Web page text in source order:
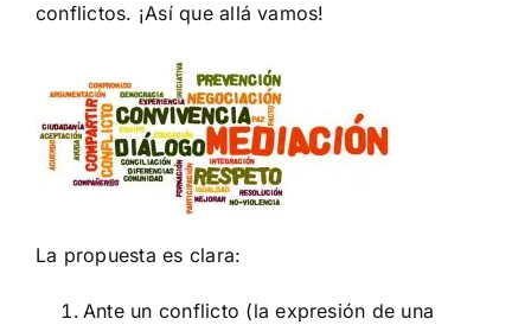
conflictos. ¡Así que allá vamos!
La propuesta es clara:
Ante un conflicto (la expresión de una